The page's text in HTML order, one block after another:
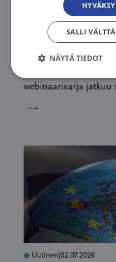
03.08.2026
Syöpäjärjestöjen
tarjoavat tietoa, tukea
webinaarisarja jatkuu
→
Uutinen 02.07.2026
SALLI
NÄYTÄ TIEDOT